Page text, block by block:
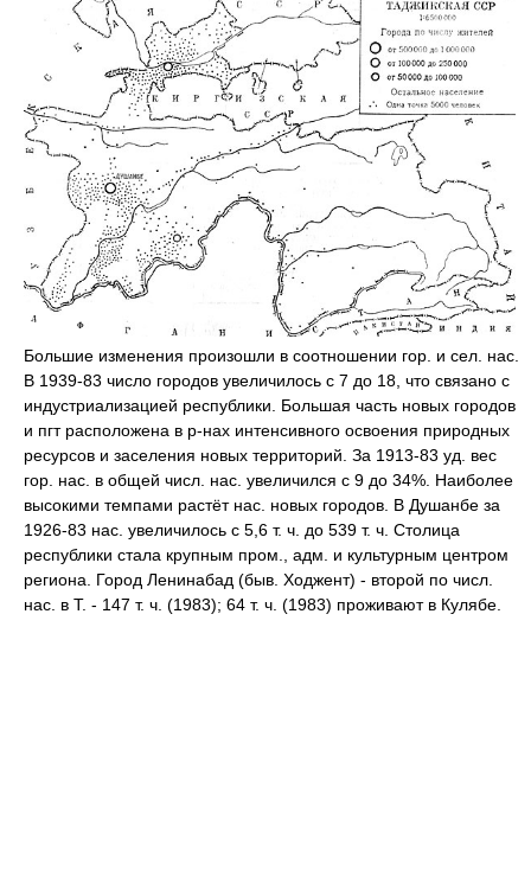
Большие изменения произошли в соотношении гор. и сел. нас.
В 1939-83 число городов увеличилось с 7 до 18, что связано с
индустриализацией республики. Большая часть новых городов
и пгт расположена в р-нах интенсивного освоения природных
ресурсов и заселения новых территорий. За 1913-83 уд. вес
гор. нас. в общей числ. нас. увеличился с 9 до 34%. Наиболее
высокими темпами растёт нас. новых городов. В Душанбе за
1926-83 нас. увеличилось с 5,6 т. ч. до 539 т. ч. Столица
республики стала крупным пром., адм. и культурным центром
региона. Город Ленинабад (быв. Ходжент) - второй по числ.
нас. в Т. - 147 т. ч. (1983); 64 т. ч. (1983) проживают в Кулябе.